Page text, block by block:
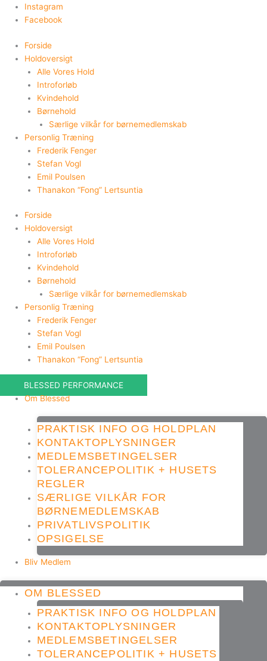
Instagram
Facebook
Forside
Holdoversigt
Alle Vores Hold
Introforløb
Kvindehold
Børnehold
Særlige vilkår for børnemedlemskab
Personlig Træning
Frederik Fenger
Stefan Vogl
Emil Poulsen
Thanakon “Fong” Lertsuntia
Forside
Holdoversigt
Alle Vores Hold
Introforløb
Kvindehold
Børnehold
Særlige vilkår for børnemedlemskab
Personlig Træning
Frederik Fenger
Stefan Vogl
Emil Poulsen
Thanakon “Fong” Lertsuntia
BLESSED PERFORMANCE
Om Blessed
PRAKTISK INFO OG HOLDPLAN
KONTAKTOPLYSNINGER
MEDLEMSBETINGELSER
TOLERANCEPOLITIK + HUSETS
REGLER
SÆRLIGE VILKÅR FOR
BØRNEMEDLEMSKAB
PRIVATLIVSPOLITIK
OPSIGELSE
Bliv Medlem
OM BLESSED
PRAKTISK INFO OG HOLDPLAN
KONTAKTOPLYSNINGER
MEDLEMSBETINGELSER
TOLERANCEPOLITIK + HUSETS